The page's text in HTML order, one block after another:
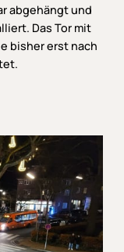
abgehängt und
Das Tor mit
bisher erst nach